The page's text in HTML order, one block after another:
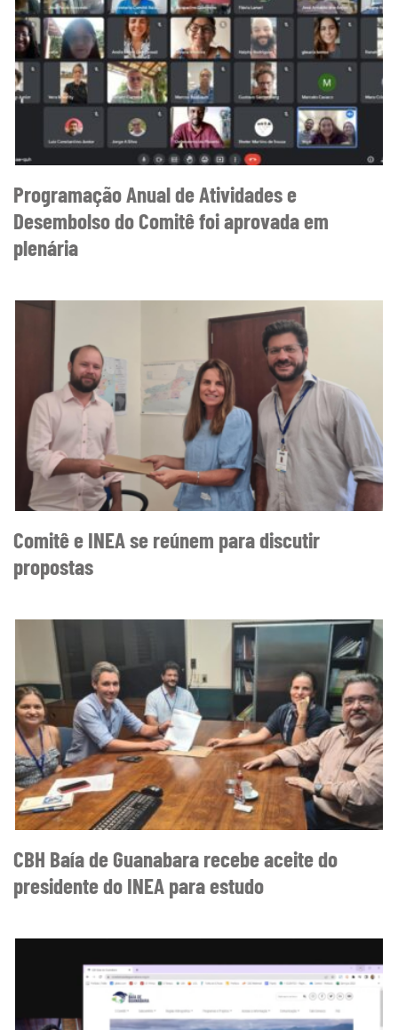
Programação Anual de Atividades e
Desembolso do Comitê foi aprovada em
plenária
Comitê e INEA se reúnem para discutir
propostas
CBH Baía de Guanabara recebe aceite do
presidente do INEA para estudo